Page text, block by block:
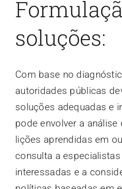
soluções:
Com base no
autoridades públicas
soluções adequadas e
pode envolver a
lições aprendidas em
consulta a
interessadas e a